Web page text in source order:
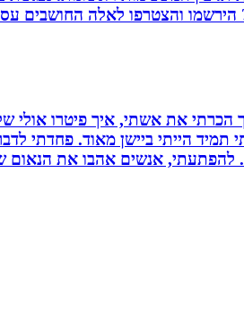
הירשמו והצטרפו לאלה החושבים
הכרתי את אשתי, איך פיטרו אולי
תמיד הייתי ביישן מאוד. פחדתי
אנשים אהבו את הנאום